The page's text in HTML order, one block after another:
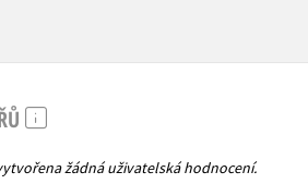
žádná uživatelská hodnocení.